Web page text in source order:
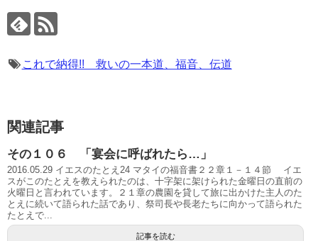
これで納得!! 救いの一本道、福音、伝道
関連記事
その１０６ 「宴会に呼ばれたら…」
2016.05.29 イエスのたとえ24 マタイの福音書２２章１－１４節 イエ
スがこのたとえを教えられたのは、十字架に架けられた金曜日の直前の
火曜日と言われています。２１章の農園を貸して旅に出かけた主人のた
とえに続いて語られた話であり、祭司長や長老たちに向かって語られた
たとえで...
記事を読む